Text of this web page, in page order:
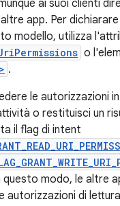
ai suoi clienti
app. Per
modello, utilizza
o
.
le autorizzazioni
o restituisci un
il flag di intent
questo modo, le altre
autorizzazioni di